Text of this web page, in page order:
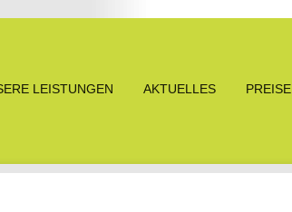
LEISTUNGEN AKTUELLES PREISE